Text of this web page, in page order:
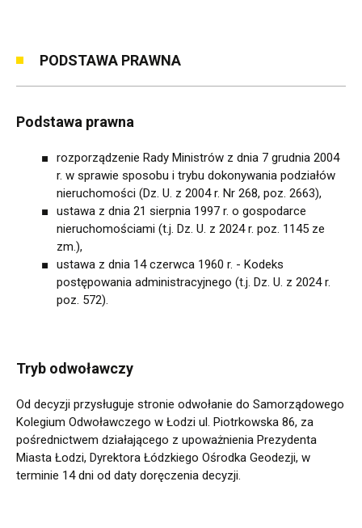
PODSTAWA PRAWNA
Podstawa prawna
rozporządzenie Rady Ministrów z dnia 7 grudnia 2004
r. w sprawie sposobu i trybu dokonywania podziałów
nieruchomości (Dz. U. z 2004 r. Nr 268, poz. 2663),
ustawa z dnia 21 sierpnia 1997 r. o gospodarce
nieruchomościami (t.j. Dz. U. z 2024 r. poz. 1145 ze
zm.),
ustawa z dnia 14 czerwca 1960 r. - Kodeks
postępowania administracyjnego (t.j. Dz. U. z 2024 r.
poz. 572).
Tryb odwoławczy
Od decyzji przysługuje stronie odwołanie do Samorządowego
Kolegium Odwoławczego w Łodzi ul. Piotrkowska 86, za
pośrednictwem działającego z upoważnienia Prezydenta
Miasta Łodzi, Dyrektora Łódzkiego Ośrodka Geodezji, w
terminie 14 dni od daty doręczenia decyzji.